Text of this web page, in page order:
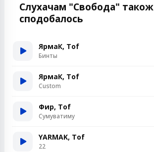
Слухачам "Свобода" також
сподобалось
ЯрмаК, Tof
Бинты
ЯрмаК, Tof
Custom
Фир, Tof
Сумуватиму
YARMAK, Tof
22